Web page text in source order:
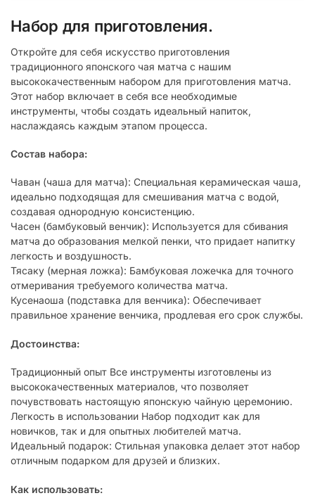
Набор для приготовления.
Откройте для себя искусство приготовления
традиционного японского чая матча с нашим
высококачественным набором для приготовления матча.
Этот набор включает в себя все необходимые
инструменты, чтобы создать идеальный напиток,
наслаждаясь каждым этапом процесса.
Состав набора:
Чаван (чаша для матча): Специальная керамическая чаша,
идеально подходящая для смешивания матча с водой,
создавая однородную консистенцию.
Часен (бамбуковый венчик): Используется для сбивания
матча до образования мелкой пенки, что придает напитку
легкость и воздушность.
Тясаку (мерная ложка): Бамбуковая ложечка для точного
отмеривания требуемого количества матча.
Кусенаоша (подставка для венчика): Обеспечивает
правильное хранение венчика, продлевая его срок службы.
Достоинства:
Традиционный опыт Все инструменты изготовлены из
высококачественных материалов, что позволяет
почувствовать настоящую японскую чайную церемонию.
Легкость в использовании Набор подходит как для
новичков, так и для опытных любителей матча.
Идеальный подарок: Стильная упаковка делает этот набор
отличным подарком для друзей и близких.
Как использовать: